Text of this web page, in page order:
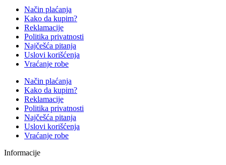
Način plaćanja
Kako da kupim?
Reklamacije
Politika privatnosti
Najčešća pitanja
Uslovi korišćenja
Vraćanje robe
Način plaćanja
Kako da kupim?
Reklamacije
Politika privatnosti
Najčešća pitanja
Uslovi korišćenja
Vraćanje robe
Informacije